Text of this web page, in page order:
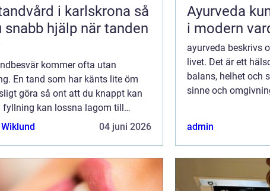
i karlskrona så
snabb hjälp när tanden
kommer ofta utan
En tand som har känts lite öm
göra så ont att du knappt kan
fyllning kan lossna lagom till
en tand kan skadas vid en04 juni 2026
Ayurveda kunskapen om livet
i modern
ayurveda beskrivs
livet. Det är ett
balans, helhet och
sinne och
varda...
admin